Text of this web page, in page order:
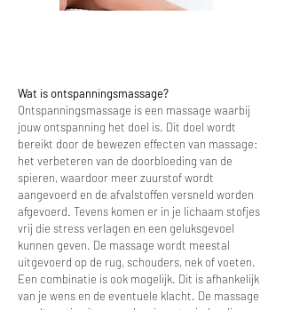
Wat is ontspanningsmassage?
Ontspanningsmassage is een massage waarbij
jouw ontspanning het doel is. Dit doel wordt
bereikt door de bewezen effecten van massage:
het verbeteren van de doorbloeding van de
spieren, waardoor meer zuurstof wordt
aangevoerd en de afvalstoffen versneld worden
afgevoerd. Tevens komen er in je lichaam stofjes
vrij die stress verlagen en een geluksgevoel
kunnen geven. De massage wordt meestal
uitgevoerd op de rug, schouders, nek of voeten.
Een combinatie is ook mogelijk. Dit is afhankelijk
van je wens en de eventuele klacht. De massage